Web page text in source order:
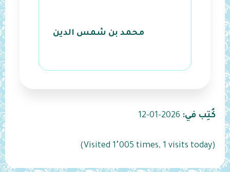
محمد بن شمس الدين
كُتِب في: 2026-01-12
(Visited 1٬005 times, 1 visits today)